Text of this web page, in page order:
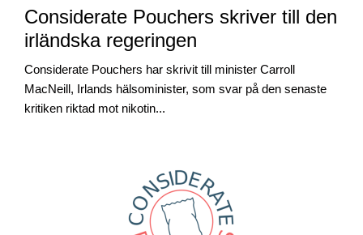
Considerate Pouchers skriver till den
irländska regeringen
Considerate Pouchers har skrivit till minister Carroll
MacNeill, Irlands hälsominister, som svar på den senaste
kritiken riktad mot nikotin...